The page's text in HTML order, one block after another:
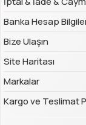
Banka Hesap
Bize Ulaşın
Site Haritası
Markalar
Kargo ve Teslimat